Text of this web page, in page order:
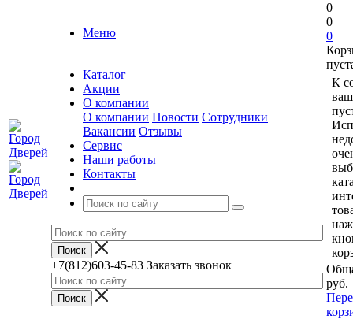
Меню
Каталог
Акции
О компании
О компании Новости Сотрудники
Вакансии Отзывы
Сервис
Наши работы
Контакты
+7(812)603-45-83 Заказать звонок
0
0
0
К
руб.